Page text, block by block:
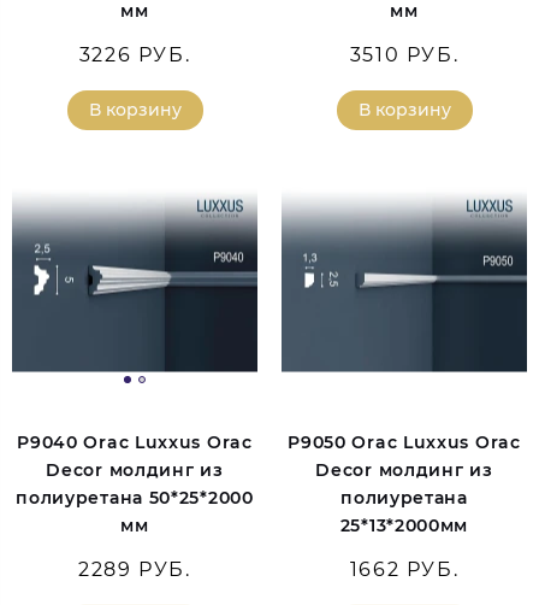
мм
3226 РУБ.
В корзину
мм
3510 РУБ.
В корзину
P9040 Orac Luxxus Orac
Decor молдинг из
полиуретана 50*25*2000
мм
2289 РУБ.
P9050 Orac Luxxus Orac
Decor молдинг из
полиуретана
25*13*2000мм
1662 РУБ.